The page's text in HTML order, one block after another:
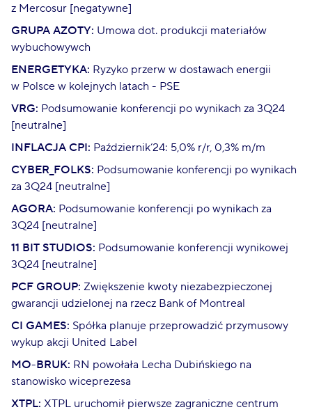
z Mercosur [negatywne]
GRUPA AZOTY: Umowa dot. produkcji materiałów
wybuchowywch
ENERGETYKA: Ryzyko przerw w dostawach energii
w Polsce w kolejnych latach - PSE
VRG: Podsumowanie konferencji po wynikach za 3Q24
[neutralne]
INFLACJA CPI: Październik’24: 5,0% r/r, 0,3% m/m
CYBER_FOLKS: Podsumowanie konferencji po wynikach
za 3Q24 [neutralne]
AGORA: Podsumowanie konferencji po wynikach za
3Q24 [neutralne]
11 BIT STUDIOS: Podsumowanie konferencji wynikowej
3Q24 [neutralne]
PCF GROUP: Zwiększenie kwoty niezabezpieczonej
gwarancji udzielonej na rzecz Bank of Montreal
CI GAMES: Spółka planuje przeprowadzić przymusowy
wykup akcji United Label
MO-BRUK: RN powołała Lecha Dubińskiego na
stanowisko wiceprezesa
XTPL: XTPL uruchomił pierwsze zagraniczne centrum